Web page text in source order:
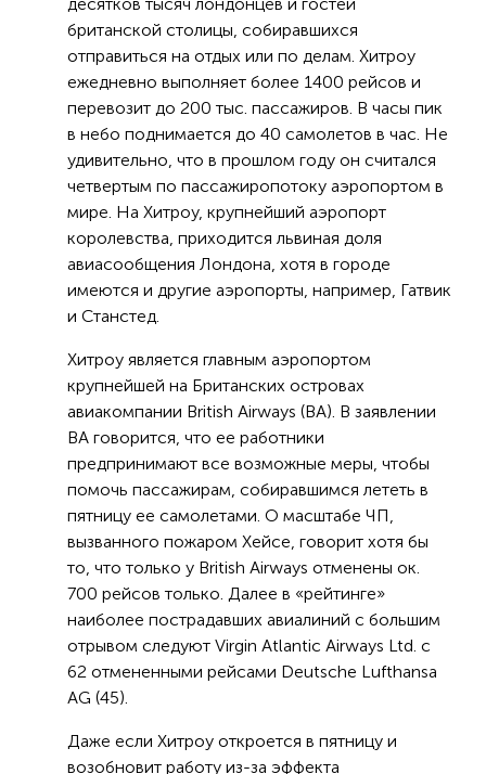
британской столицы, собиравшихся
отправиться на отдых или по делам. Хитроу
ежедневно выполняет более 1400 рейсов и
перевозит до 200 тыс. пассажиров. В часы пик
в небо поднимается до 40 самолетов в час. Не
удивительно, что в прошлом году он считался
четвертым по пассажиропотоку аэропортом в
мире. На Хитроу, крупнейший аэропорт
королевства, приходится львиная доля
авиасообщения Лондона, хотя в городе
имеются и другие аэропорты, например, Гатвик
и Станстед.
Хитроу является главным аэропортом
крупнейшей на Британских островах
авиакомпании British Airways (ВА). В заявлении
ВА говорится, что ее работники
предпринимают все возможные меры, чтобы
помочь пассажирам, собиравшимся лететь в
пятницу ее самолетами. О масштабе ЧП,
вызванного пожаром Хейсе, говорит хотя бы
то, что только у British Airways отменены ок.
700 рейсов только. Далее в «рейтинге»
наиболее пострадавших авиалиний с большим
отрывом следуют Virgin Atlantic Airways Ltd. с
62 отмененными рейсами Deutsche Lufthansa
AG (45).
Даже если Хитроу откроется в пятницу и
возобновит работу из-за эффекта